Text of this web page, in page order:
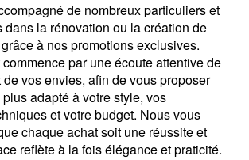
de nombreux particuliers et
dans la rénovation ou la création de
à nos promotions exclusives.
par une écoute attentive de
vos envies, afin de vous proposer
adapté à votre style, vos
et votre budget. Nous vous
chaque achat soit une réussite et
reflète à la fois élégance et praticité.